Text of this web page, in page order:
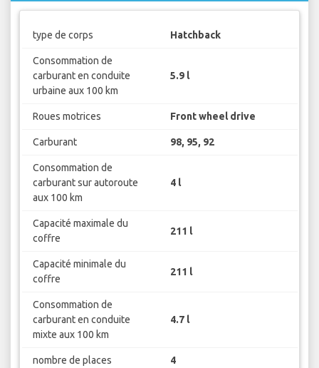
type de corps Hatchback
Consommation de
carburant en conduite
urbaine aux 100 km
5.9 l
Roues motrices Front wheel drive
Carburant 98, 95, 92
Consommation de
carburant sur autoroute
aux 100 km
4 l
Capacité maximale du
coffre
211 l
Capacité minimale du
coffre
211 l
Consommation de
carburant en conduite
mixte aux 100 km
4.7 l
nombre de places 4